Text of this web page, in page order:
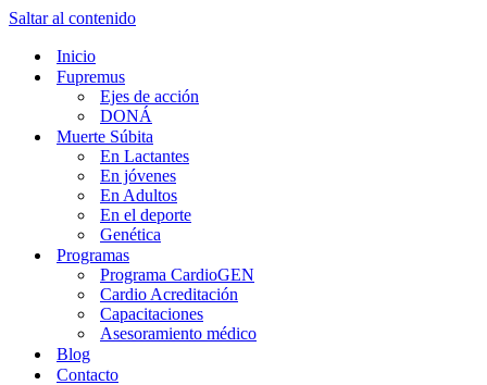
Saltar al contenido
Inicio
Fupremus
Ejes de acción
DONÁ
Muerte Súbita
En Lactantes
En jóvenes
En Adultos
En el deporte
Genética
Programas
Programa CardioGEN
Cardio Acreditación
Capacitaciones
Asesoramiento médico
Blog
Contacto